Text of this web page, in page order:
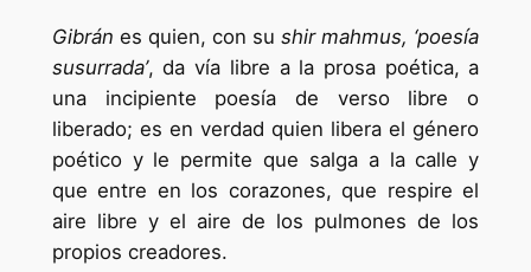
Gibrán es quien, con sushir mahmus, ‘poesía
susurrada’, da vía libre a la prosa poética, a
una incipiente poesía de verso libre o
liberado; es en verdad quien libera el género
poético y le permite que salga a la calle y
que entre en los corazones, que respire el
aire libre y el aire de los pulmones de los
propios creadores.